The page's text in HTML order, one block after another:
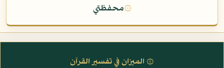
۞محفظتي
۞ الميزان في تفسير القرآن